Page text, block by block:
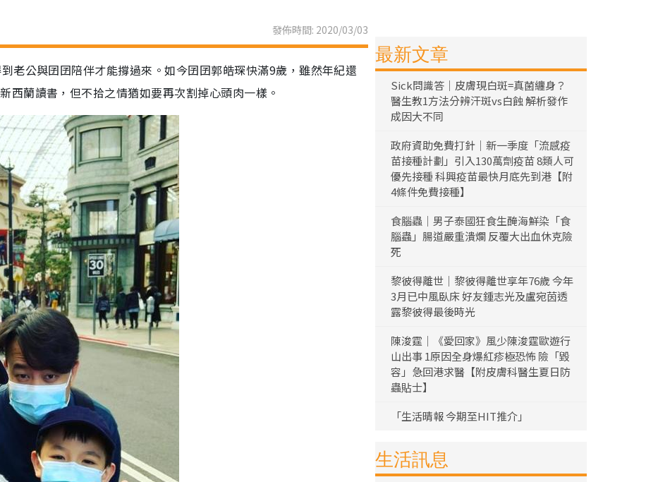
發佈時間: 2020/03/03
老公與囝囝陪伴才能撐過來。如今囝囝郭皓琛快滿9歲，雖然年紀還
西蘭讀書，但不拾之情猶如要再次割掉心頭肉一樣。
最新文章
Sick問識答｜皮膚現白斑=真菌纏身？
醫生教1方法分辨汗斑vs白蝕 解析發作
成因大不同
政府資助免費打針｜新一季度「流感疫
苗接種計劃」引入130萬劑疫苗 8類人可
優先接種 科興疫苗最快月底先到港【附
4條件免費接種】
食腦蟲｜男子泰國狂食生醃海鮮染「食
腦蟲」腸道嚴重潰爛 反覆大出血休克險
死
黎彼得離世｜黎彼得離世享年76歲 今年
3月已中風臥床 好友鍾志光及盧宛茵透
露黎彼得最後時光
陳浚霆｜《愛回家》風少陳浚霆歐遊行
山出事 1原因全身爆紅疹極恐怖 險「毀
容」急回港求醫【附皮膚科醫生夏日防
蟲貼士】
「生活晴報 今期至HIT推介」
生活訊息